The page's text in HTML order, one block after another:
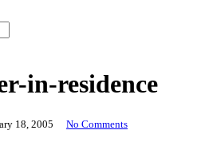
in-residence
18, 2005 No Comments